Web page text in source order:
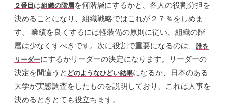
２番目 は組織の階層を何階層にするかと、各人の役割分担を
決めることになり、組織戦略ではこれが２７％をしめま
す。 業績を良くするには軽装備の原則に従い、組織の階
層は少なくすべきです。次に役割で重要になるのは、 誰を
リーダーにするかリーダーの決定になります。リーダーの
決定を間違うと どのようなひどい結果になるか、日本のある
大学が実態調査をしたものを説明しており、これは人事を
決めるときとても役立ちます。